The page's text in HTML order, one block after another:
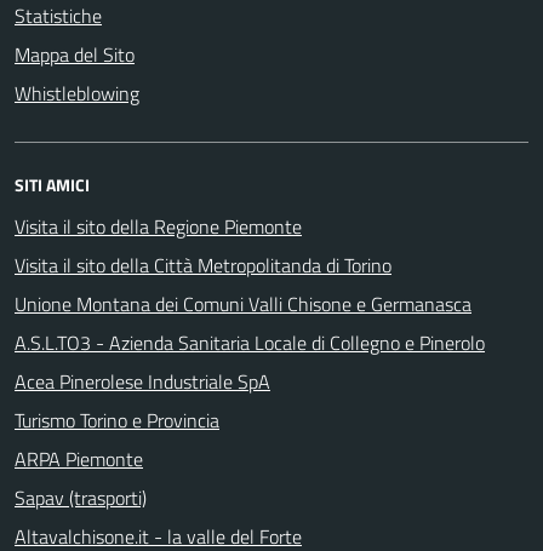
Statistiche
Mappa del Sito
Whistleblowing
SITI AMICI
Visita il sito della Regione Piemonte
Visita il sito della Città Metropolitanda di Torino
Unione Montana dei Comuni Valli Chisone e Germanasca
A.S.L.TO3 - Azienda Sanitaria Locale di Collegno e Pinerolo
Acea Pinerolese Industriale SpA
Turismo Torino e Provincia
ARPA Piemonte
Sapav (trasporti)
Altavalchisone.it - la valle del Forte